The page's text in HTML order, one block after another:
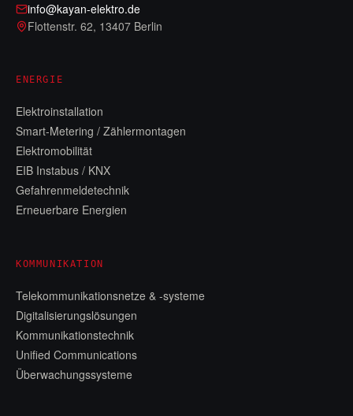
info@kayan-elektro.de
Flottenstr. 62, 13407 Berlin
ENERGIE
Elektroinstallation
Smart-Metering / Zählermontagen
Elektromobilität
EIB Instabus / KNX
Gefahrenmeldetechnik
Erneuerbare Energien
KOMMUNIKATION
Telekommunikationsnetze & -systeme
Digitalisierungslösungen
Kommunikationstechnik
Unified Communications
Überwachungssysteme